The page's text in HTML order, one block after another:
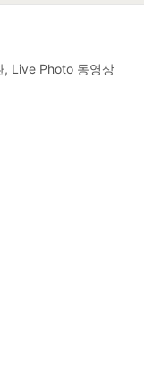
, Live Photo 동영상